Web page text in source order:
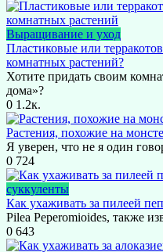
Выращивание и уход
Пластиковые или
комнатных растений?
Хотите придать своим
дома»?
0 1.2к.
Растения, похожие на
Я уверен, что не я один
0 724
суккуленты
Как ухаживать за пилеей
Pilea Peperomioides, также
0 643